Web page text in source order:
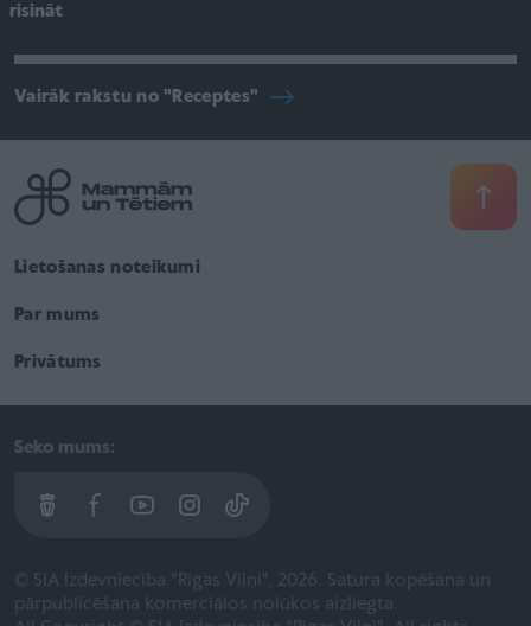
risināt
Vairāk rakstu no "Receptes"
Lietošanas noteikumi
Par mums
Privātums
Seko mums:
© SIA Izdevniecība "Rīgas Viļņi", 2026. Satura kopēšana un
pārpublicēšana komerciālos nolūkos aizliegta.